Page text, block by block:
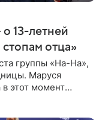
13-летней
отца»
группы «На-На»,
Маруся
этот момент